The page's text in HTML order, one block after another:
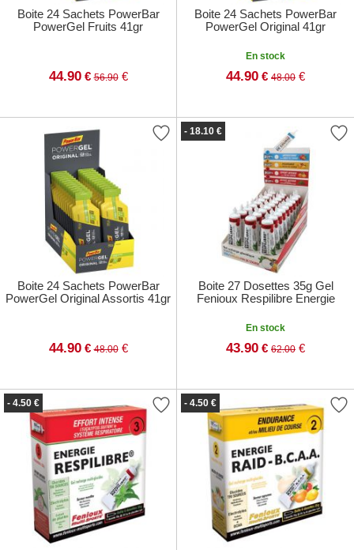
Boite 24 Sachets PowerBar
PowerGel Fruits 41gr
44.90 € 56.90€
Boite 24 Sachets PowerBar
PowerGel Original 41gr
En stock
44.90 € 48.00 €
Boite 24 Sachets PowerBar
PowerGel Original Assortis 41gr
44.90 € 48.00€
- 18.10 €
Boite 27 Dosettes 35g Gel
Fenioux Respilibre Energie
En stock
43.90 € 62.00 €
- 4.50 € - 4.50 €